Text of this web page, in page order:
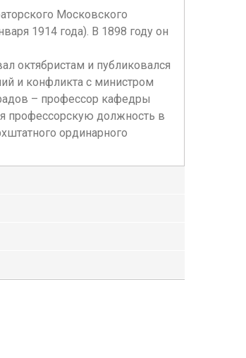
Московского
1914 года). В 1898 году он
октябристам и публиковался
и конфликта с министром
– профессор кафедры
профессорскую должность в
ординарного